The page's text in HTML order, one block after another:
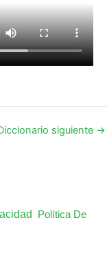
siguiente →
Política De